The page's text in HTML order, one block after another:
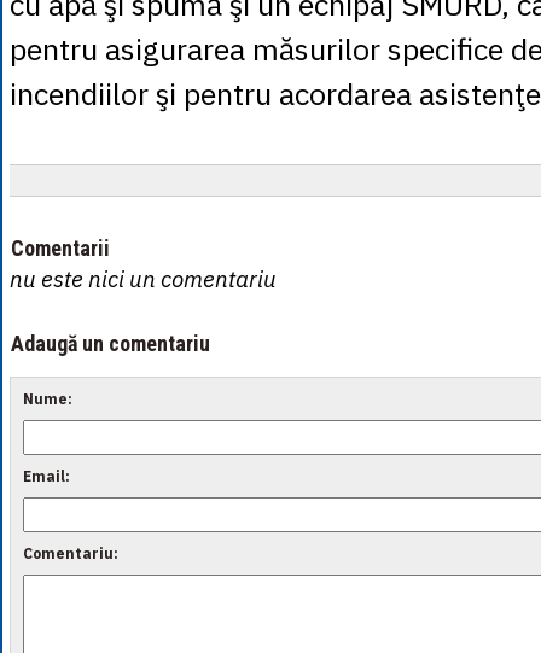
pentru asigurarea măsurilor specifice
incendiilor şi pentru acordarea
Comentarii
nu este nici un comentariu
Adaugă un comentariu
Nume:
Email:
Comentariu: